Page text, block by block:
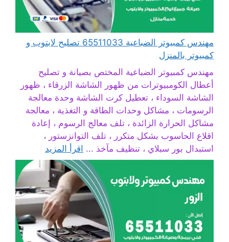
مهندس كمبيوتر الضباعية 65511033 تصليح لابتوب و
كمبيوتر بالمنزل
مهندس كمبيوتر الضباعية المختص بصيانة و تصليح
أعطال الكومبيوترات من ظهور الشاشة الزرقاء ، ظهور
الشاشة السوداء ، تعطيل كرت الشاشة وحدة معالجة
الرسومات ، مشاكل وحدات الطاقة و التغذية ، معالجة
مشاكل الحرارة الزائدة ، تلف معالج الرسوم ، إعادة
اقلاع الحاسوب بشكل متكرر ، تلف التوانزستور ،
استبدال بور سبلاي ، تنظيف مآخذ ... اقرأ المزيد